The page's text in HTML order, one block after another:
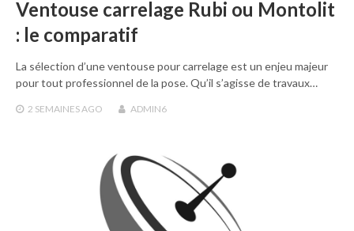
Ventouse carrelage Rubi ou Montolit
: le comparatif
La sélection d’une ventouse pour carrelage est un enjeu majeur
pour tout professionnel de la pose. Qu’il s’agisse de travaux…
2 SEMAINES AGO ADMIN6